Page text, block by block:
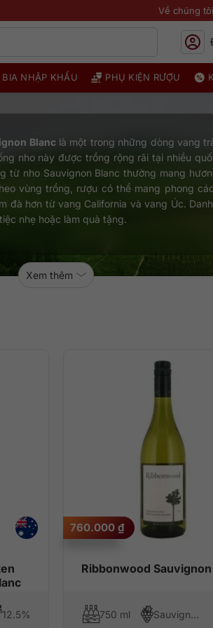
Về chúng tôi
BIA NHẬP KHẨU PHỤ KIỆN RƯỢU
Blanclà một trong những dòng vang
nho này được trồng rộng rãi tại nhiều
từ nho Sauvignon Blanc thường mang
vùng trồng, rượu có thể mang phong
đà hơn từ vang California và vang Úc.
nhẹ hoặc làm quà tặng.
Xem thêm
12.5%
Ribbonwood
760.000 ₫
750 ml Sauvignon Blanc